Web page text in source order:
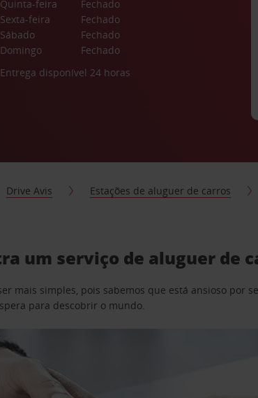
Quinta-feira
Fechado
Sexta-feira
Fechado
Sábado
Fechado
Domingo
Fechado
Entrega disponível 24 horas
Drive Avis Estações de aluguer de carros
um serviço de aluguer de
mais simples, pois sabemos que está ansioso
para descobrir o mundo.